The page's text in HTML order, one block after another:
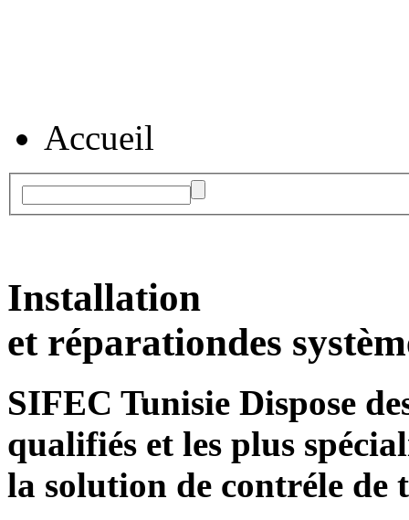
Accueil
Installation
et réparationdes
SIFEC Tunisie Dispose
qualifiés et les plus
la solution de contréle de